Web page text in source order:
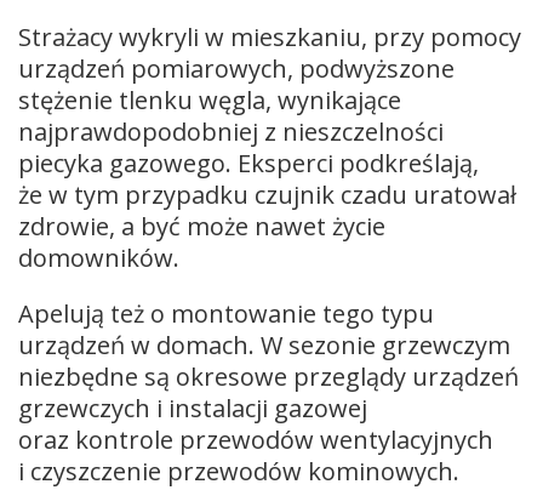
Strażacy wykryli w mieszkaniu, przy pomocy
urządzeń pomiarowych, podwyższone
stężenie tlenku węgla, wynikające
najprawdopodobniej z nieszczelności
piecyka gazowego. Eksperci podkreślają,
że w tym przypadku czujnik czadu uratował
zdrowie, a być może nawet życie
domowników.
Apelują też o montowanie tego typu
urządzeń w domach. W sezonie grzewczym
niezbędne są okresowe przeglądy urządzeń
grzewczych i instalacji gazowej
oraz kontrole przewodów wentylacyjnych
i czyszczenie przewodów kominowych.